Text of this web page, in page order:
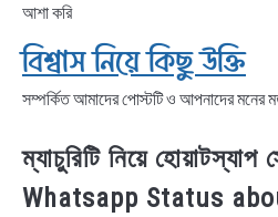
আশা করি
বিশ্বাস নিয়ে কিছু উক্তি
সম্পর্কিত আমাদের পোস্টটি ও আপনাদের মনের
ম্যাচুরিটি নিয়ে
Whatsapp Status